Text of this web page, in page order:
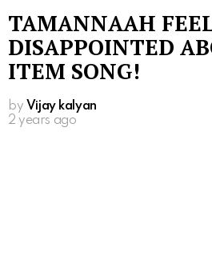
TAMANNAAH
DISAPPOINTED
ITEM SONG!
by Vijay kalyan
2 years ago